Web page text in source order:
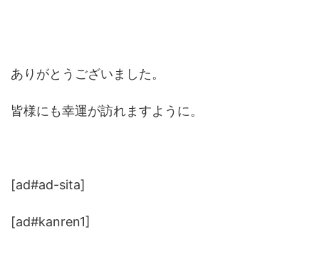
ありがとうございました。
皆様にも幸運が訪れますように。
[ad#ad-sita]
[ad#kanren1]